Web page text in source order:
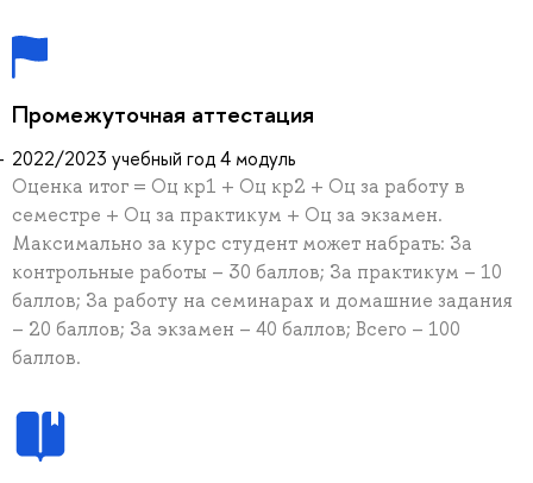
Промежуточная аттестация
2022/2023 учебный год 4 модуль
Оценка итог = Оц кр1 + Оц кр2 + Оц за работу в
семестре + Оц за практикум + Оц за экзамен.
Максимально за курс студент может набрать: За
контрольные работы – 30 баллов; За практикум – 10
баллов; За работу на семинарах и домашние задания
– 20 баллов; За экзамен – 40 баллов; Всего – 100
баллов.